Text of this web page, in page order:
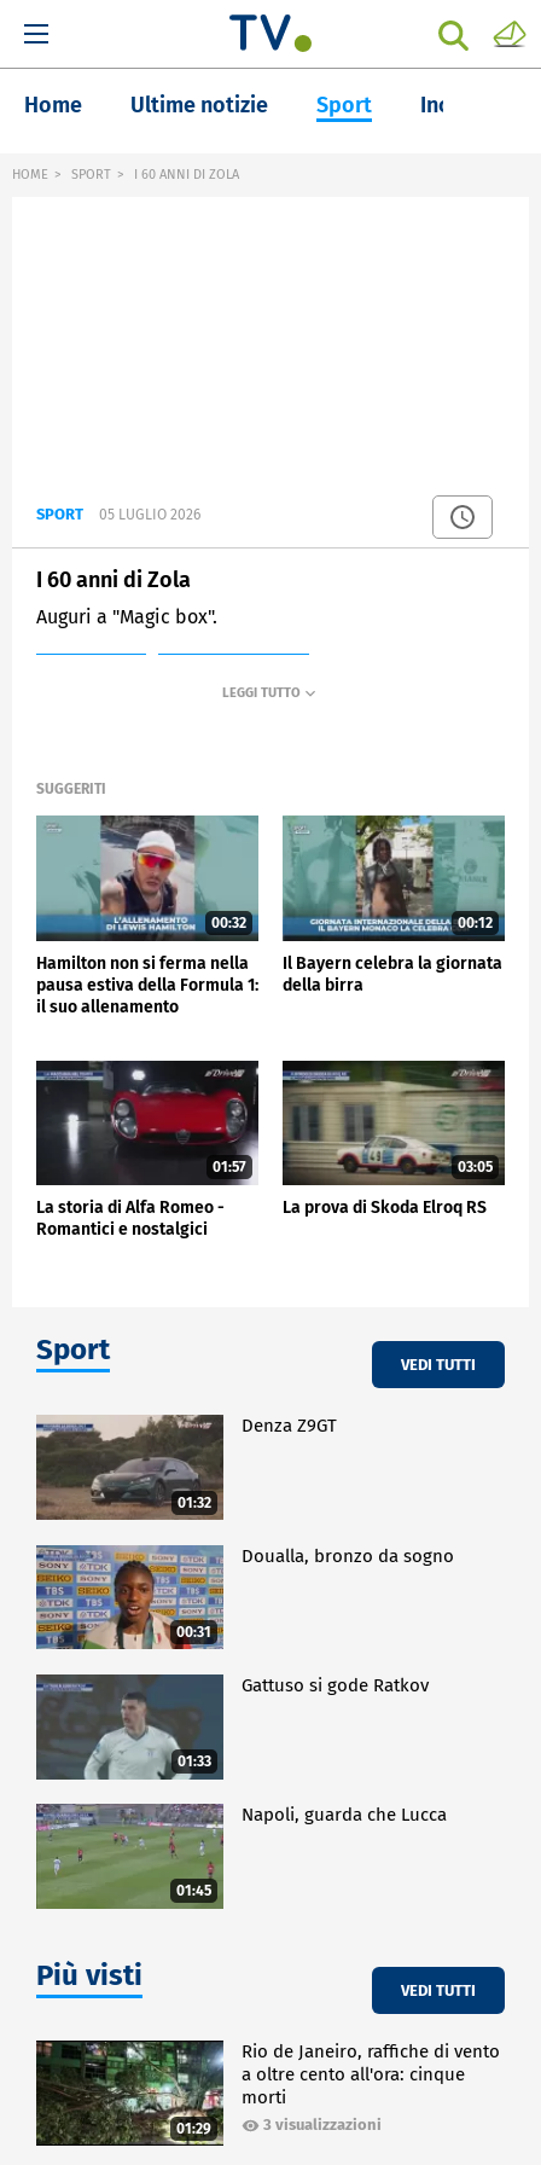
Home Ultime notizie Sport Inchieste
HOME SPORT I 60 ANNI DI ZOLA
SPORT 05 LUGLIO 2026
I 60 anni di Zola
Auguri a "Magic box".
SUGGERITI
00:32
Hamilton non si ferma nella
pausa estiva della Formula 1:
il suo allenamento
00:12
Il Bayern celebra la giornata
della birra
01:57
La storia di Alfa Romeo -
Romantici e nostalgici
03:05
La prova di Skoda Elroq RS
Sport VEDI TUTTI
01:32
Denza Z9GT
00:31
Doualla, bronzo da sogno
01:33
Gattuso si gode Ratkov
01:45
Napoli, guarda che Lucca
Più visti VEDI TUTTI
01:29
Rio de Janeiro, raffiche di vento
a oltre cento all'ora: cinque
morti
3 visualizzazioni